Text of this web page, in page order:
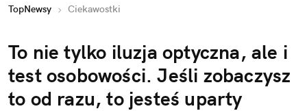
dad:HERO
TopNewsy Ciekawostki
To nie tylko iluzja optyczna, ale i
test osobowości. Jeśli zobaczysz
to od razu, to jesteś uparty